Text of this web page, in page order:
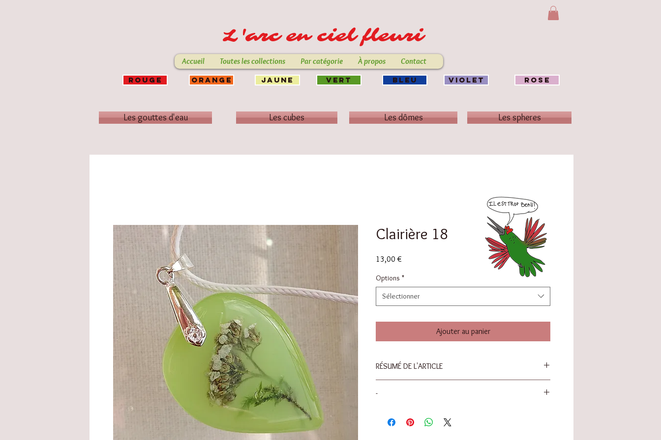
L'arc en ciel fleuri
Accueil Toutes les collections Par catégorie À propos
Contact
ROUGE
ORANGE
Les gouttes d'eau
JAUNE VERT BLEU VIOLET ROSE
Les cubes Les dômes Les spheres
Clairière 18
13,00 €
Options *
Sélectionner
Ajouter au panier
RÉSUMÉ DE L'ARTICLE
-